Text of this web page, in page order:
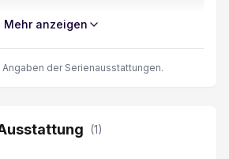
und Startsystem
2-Zonen
Mehr anzeigen
der Serienausstattungen.
(1)